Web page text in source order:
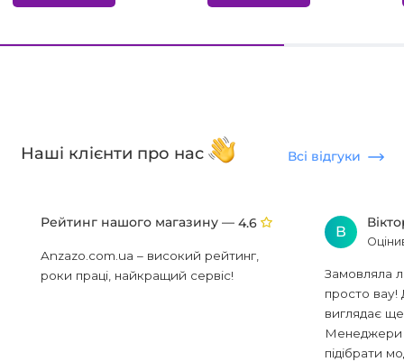
Наші клієнти про нас Всі відгуки
Рейтинг нашого магазину — 4.6
Anzazo.com.ua – високий рейтинг,
роки праці, найкращий сервіс!
В
Замовляла
просто вау!
виглядає
Менеджери
підібрати